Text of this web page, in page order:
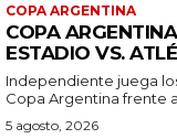
COPA ARGENTINA
COPA
ESTADIO VS.
Independiente juega
Copa Argentina frente
5 agosto, 2026